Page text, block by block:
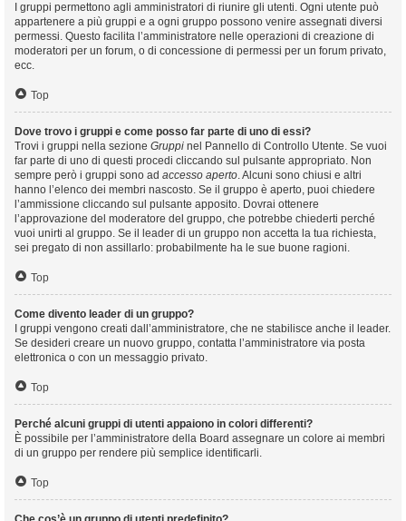
I gruppi permettono agli amministratori di riunire gli utenti. Ogni utente può
appartenere a più gruppi e a ogni gruppo possono venire assegnati diversi
permessi. Questo facilita l’amministratore nelle operazioni di creazione di
moderatori per un forum, o di concessione di permessi per un forum privato,
ecc.
Top
Dove trovo i gruppi e come posso far parte di uno di essi?
Trovi i gruppi nella sezione Gruppi nel Pannello di Controllo Utente. Se vuoi
far parte di uno di questi procedi cliccando sul pulsante appropriato. Non
sempre però i gruppi sono ad accesso aperto. Alcuni sono chiusi e altri
hanno l’elenco dei membri nascosto. Se il gruppo è aperto, puoi chiedere
l’ammissione cliccando sul pulsante apposito. Dovrai ottenere
l’approvazione del moderatore del gruppo, che potrebbe chiederti perché
vuoi unirti al gruppo. Se il leader di un gruppo non accetta la tua richiesta,
sei pregato di non assillarlo: probabilmente ha le sue buone ragioni.
Top
Come divento leader di un gruppo?
I gruppi vengono creati dall’amministratore, che ne stabilisce anche il leader.
Se desideri creare un nuovo gruppo, contatta l’amministratore via posta
elettronica o con un messaggio privato.
Top
Perché alcuni gruppi di utenti appaiono in colori differenti?
È possibile per l’amministratore della Board assegnare un colore ai membri
di un gruppo per rendere più semplice identificarli.
Top